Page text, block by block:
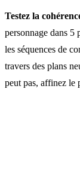
Testez la
personnage dans 5
les séquences de
travers des plans
peut pas, affinez le